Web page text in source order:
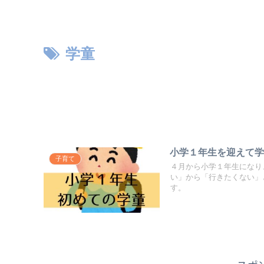
学童
子育て
小学１年生を迎えて
４月から小学１年生にな
い」から「行きたくない
す。